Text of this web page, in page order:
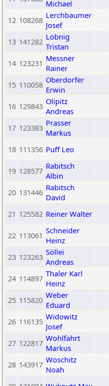
Michael
12 108268 Lerchbaumer
Josef
13 141282 Lobnig
Tristan
14 123231 Messner
Rainer
15 110058 Oberdorfer
Erwin
16 129843 Olipitz
Andreas
17 123383 Prasser
Markus
18 111356 Puff Leo
19 128577 Rabitsch
Albin
20 131446 Rabitsch
David
21 125582 Reiner Walter
22 113061 Schneider
Heinz
23 123263 Söllei
Andreas
24 114897 Thaler Karl
Heinz
25 115820 Weber
Eduard
26 116135 Widowitz
Josef
27 122817 Wohlfahrt
Markus
28 143917 Woschitz
Noah